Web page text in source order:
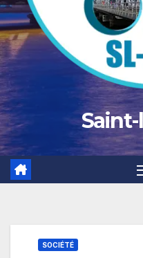
SOCIÉTÉ